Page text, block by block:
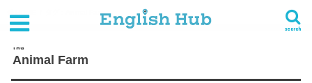
search
タグ : Animal Farm
TAG
Animal Farm